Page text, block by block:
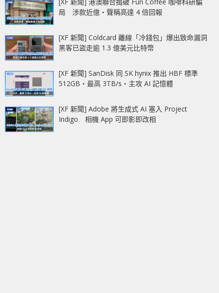
局 涉款近億‧聲稱高達 4 倍回報
[XF 新聞] Coldcard 離線「冷錢包」爆出致命漏洞
黑客已盜走逾 1.3 億美元比特幣
[XF 新聞] SanDisk 同 SK hynix 推出 HBF 標準
512GB‧最高 3TB/s‧主攻 AI 記憶體
[XF 新聞] Adobe 將生成式 AI 塞入 Project
Indigo 相機 App 可即影即改相